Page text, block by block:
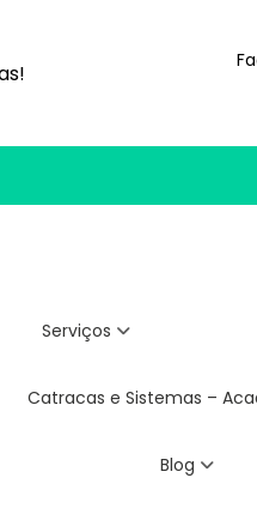
Serviços
Catracas e Sistemas –
Blog